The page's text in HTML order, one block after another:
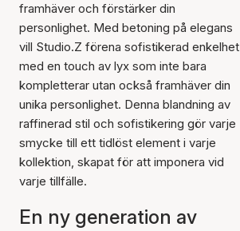
framhäver och förstärker din
personlighet. Med betoning på elegans
vill Studio.Z förena sofistikerad enkelhet
med en touch av lyx som inte bara
kompletterar utan också framhäver din
unika personlighet. Denna blandning av
raffinerad stil och sofistikering gör varje
smycke till ett tidlöst element i varje
kollektion, skapat för att imponera vid
varje tillfälle.
En ny generation av